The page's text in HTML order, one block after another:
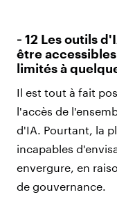
‑ 12 Les outils
être
limités à
Il est tout à fait
l'accès de
d'IA. Pourtant, la
incapables
envergure, en
de gouvernance.